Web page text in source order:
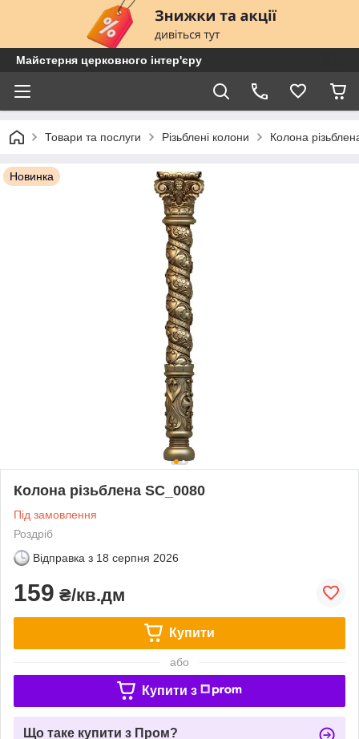
Майстерня церковного інтер'єру
Товари та послуги Різьблені колони Колона
Новинка
Колона різьблена SC_0080
Під замовлення
Роздріб
Відправка з 18 серпня 2026
159 ₴/кв.дм
Купити
або
Купити з
Що таке купити з Пром?